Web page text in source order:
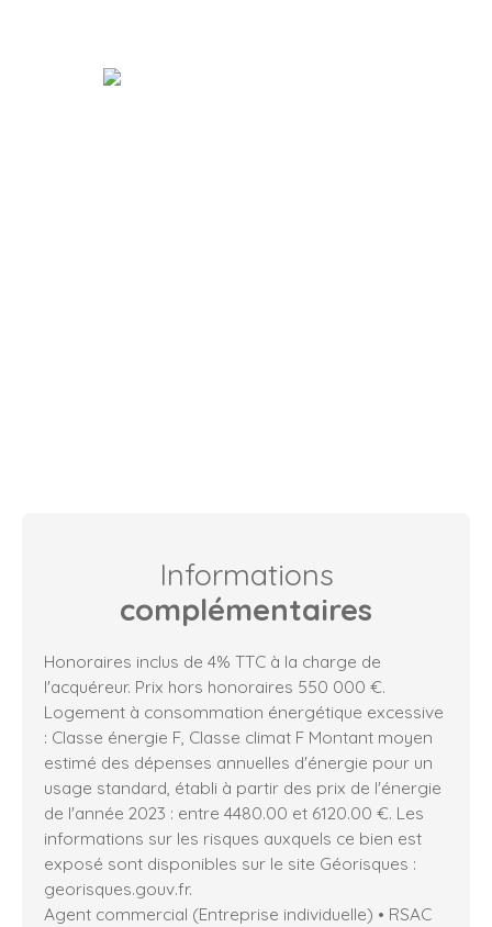
Informations
complémentaires
Honoraires inclus de 4% TTC à la charge de
l'acquéreur. Prix hors honoraires 550 000 €.
Logement à consommation énergétique excessive
: Classe énergie F, Classe climat F Montant moyen
estimé des dépenses annuelles d'énergie pour un
usage standard, établi à partir des prix de l'énergie
de l'année 2023 : entre 4480.00 et 6120.00 €. Les
informations sur les risques auxquels ce bien est
exposé sont disponibles sur le site Géorisques :
georisques.gouv.fr.
Agent commercial (Entreprise individuelle) • RSAC